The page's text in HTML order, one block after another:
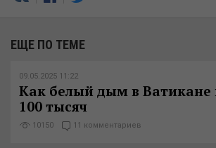
ЕЩЕ ПО ТЕМЕ
09.05.2025 11:22
Как белый дым в Ватикане
100 тысяч
10150 11 комментариев